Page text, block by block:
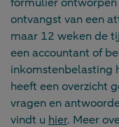
ontvangst van een
maar 12 weken de
een accountant of
inkomstenbelasting
heeft een overzicht
vragen en
vindt u hier. Meer